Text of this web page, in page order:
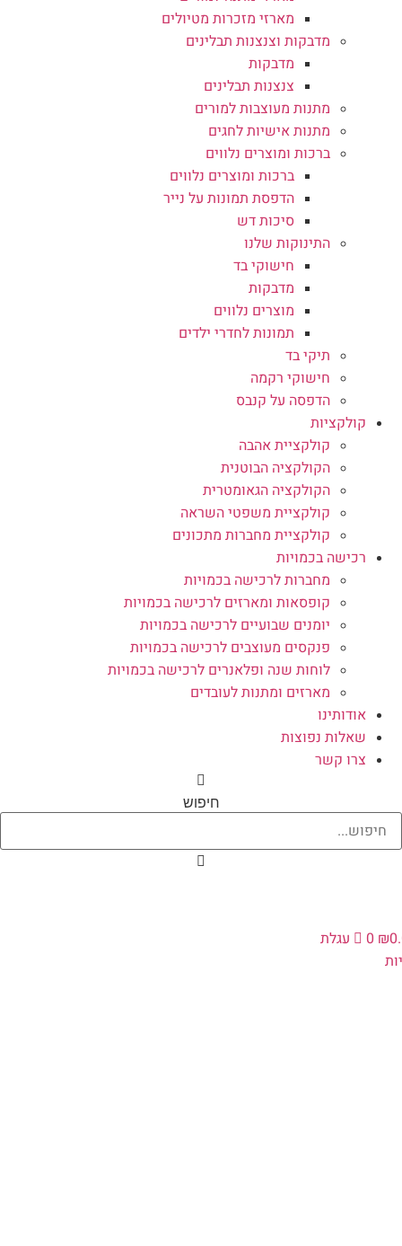
מארזי מזכרות מטיולים
מדבקות וצנצנות תבלינים
מדבקות
צנצנות תבלינים
מתנות מעוצבות למורים
מתנות אישיות לחגים
ברכות ומוצרים נלווים
ברכות ומוצרים נלווים
הדפסת תמונות על נייר
סיכות דש
התינוקות שלנו
חישוקי בד
מדבקות
מוצרים נלווים
תמונות לחדרי ילדים
תיקי בד
חישוקי רקמה
הדפסה על קנבס
קולקציות
קולקציית אהבה
הקולקציה הבוטנית
הקולקציה הגאומטרית
קולקציית משפטי השראה
קולקציית מחברות מתכונים
רכישה בכמויות
מחברות לרכישה בכמויות
קופסאות ומארזים לרכישה בכמויות
יומנים שבועיים לרכישה בכמויות
פנקסים מעוצבים לרכישה בכמויות
לוחות שנה ופלאנרים לרכישה בכמויות
מארזים ומתנות לעובדים
אודותינו
שאלות נפוצות
צרו קשר
חיפוש
₪
0
עגלת